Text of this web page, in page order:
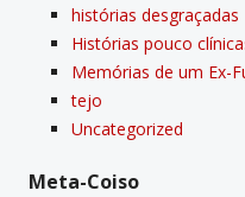
histórias desgraçadas
Histórias pouco
Memórias de um Ex-
tejo
Uncategorized
Meta-Coiso